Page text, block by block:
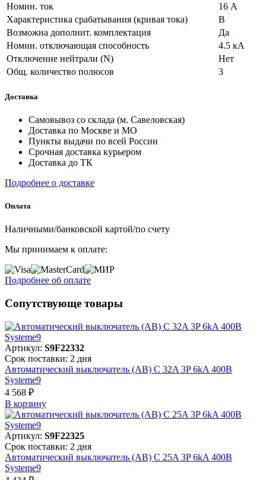
Номин. ток
16 А
Характеристика срабатывания (кривая тока)
B
Возможна дополнит. комплектация
Да
Номин. отключающая способность
4.5 кА
Отключение нейтрали (N)
Нет
Общ. количество полюсов
3
Доставка
Самовывоз со склада (м. Савеловская)
Доставка по Москве и МО
Пункты выдачи по всей России
Срочная доставка курьером
Доставка до ТК
Подробнее о доставке
Оплата
Наличными/банковской картой/по счету
Мы принимаем к оплате:
Подробнее об оплате
Сопутствующе товары
Артикул: S9F22332
Срок поставки: 2 дня
Автоматический выключатель (АВ) C 32A 3P 6kA 400В
Systeme9
4 568 ₽
В корзинy
Артикул: S9F22325
Срок поставки: 2 дня
Автоматический выключатель (АВ) C 25A 3P 6kA 400В
Systeme9